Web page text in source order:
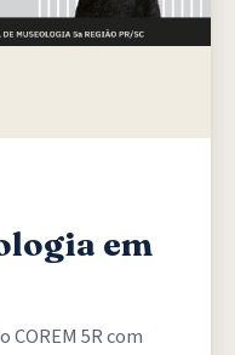
em
5R com